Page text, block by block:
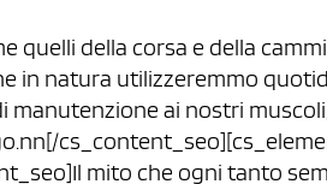
quelli della corsa e della
in natura utilizzeremmo
ai nostri
mito che ogni tanto